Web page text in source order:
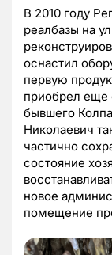
В 2010 году
реалбазы на
оснастил
первую
приобрел еще
бывшего
Николаевич
частично
состояние
новое
помещение